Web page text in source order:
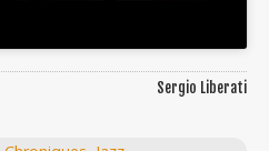
Sergio Liberati